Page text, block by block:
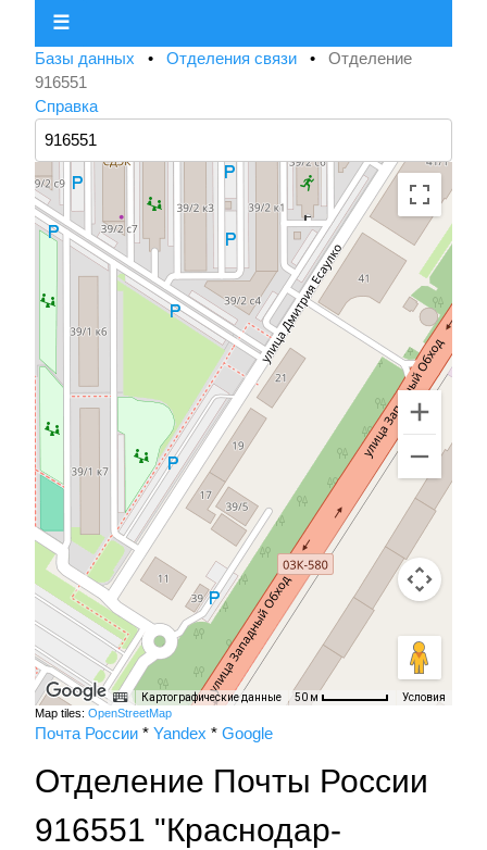
☰
Базы данных • Отделения связи • Отделение
916551
Справка
Картографические данные 50 м Условия
Map tiles: OpenStreetMap
Почта России * Yandex * Google
Отделение Почты России
916551 "Краснодар-